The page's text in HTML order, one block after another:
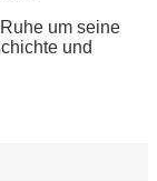
um seine
und